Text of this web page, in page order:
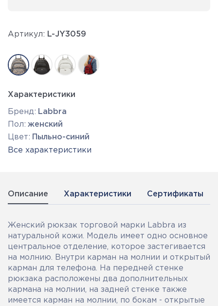
Артикул: L-JY3059
Характеристики
Бренд: Labbra
Пол: женский
Цвет:
Пыльно-синий
Все характеристики
Описание Характеристики Сертификаты
Женский рюкзак торговой марки Labbra из
натуральной кожи. Модель имеет одно основное
центральное отделение, которое застегивается
на молнию. Внутри карман на молнии и открытый
карман для телефона. На передней стенке
рюкзака расположены два дополнительных
кармана на молнии, на задней стенке также
имеется карман на молнии, по бокам - открытые